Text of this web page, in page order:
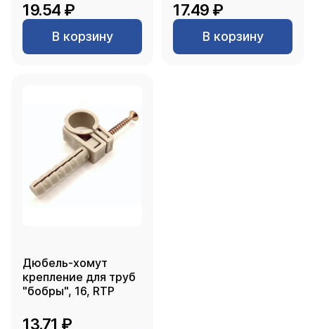
19.54 ₽
В корзину
17.49 ₽
В корзину
Дюбель-хомут
крепление для труб
"бобры", 16, RTP
13.71 ₽